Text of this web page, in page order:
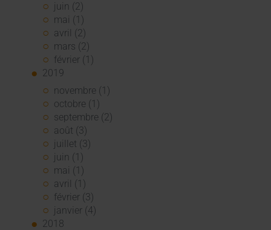
juin (2)
mai (1)
avril (2)
mars (2)
février (1)
2019
novembre (1)
octobre (1)
septembre (2)
août (3)
juillet (3)
juin (1)
mai (1)
avril (1)
février (3)
janvier (4)
2018